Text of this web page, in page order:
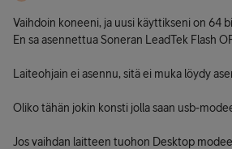
Vaihdoin koneeni, ja uusi käyttikseni on 64
En sa asennettua Soneran LeadTek Flash
Laiteohjain ei asennu, sitä ei muka löydy
Oliko tähän jokin konsti jolla saan usb-
Jos vaihdan laitteen tuohon Desktop